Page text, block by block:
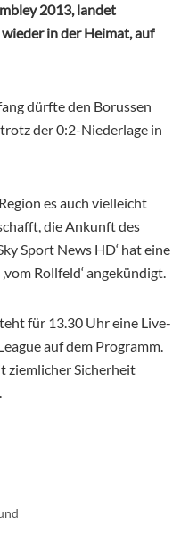
2013, landet
in der Heimat, auf
dürfte den Borussen
der 0:2-Niederlage in
es auch vielleicht
die Ankunft des
Sport News HD‘ hat eine
Rollfeld‘ angekündigt.
für 13.30 Uhr eine Live-
auf dem Programm.
ziemlicher Sicherheit